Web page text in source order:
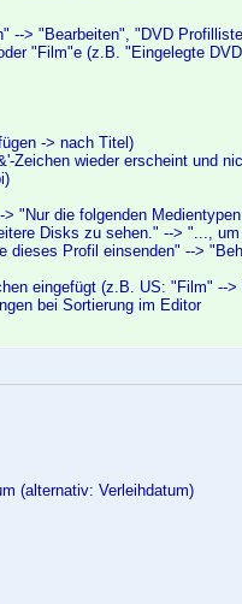
--> "Bearbeiten", "DVD
"Film"e (z.B. "Eingelegte
-> nach Titel)
Zeichen wieder erscheint und
"Nur die folgenden
Disks zu sehen." --> "...,
dieses Profil einsenden" -->
eingefügt (z.B. US: "Film" --
bei Sortierung im Editor
(alternativ: Verleihdatum)